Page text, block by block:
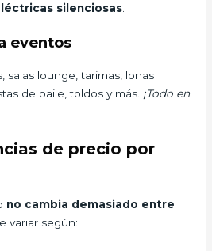
silenciosas
eventos
salas lounge, tarimas, lonas
de baile, toldos y más. ¡Todo en
de precio por
no cambia demasiado entre
variar según: